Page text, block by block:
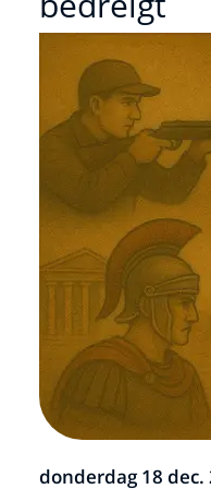
donderdag 18 dec.